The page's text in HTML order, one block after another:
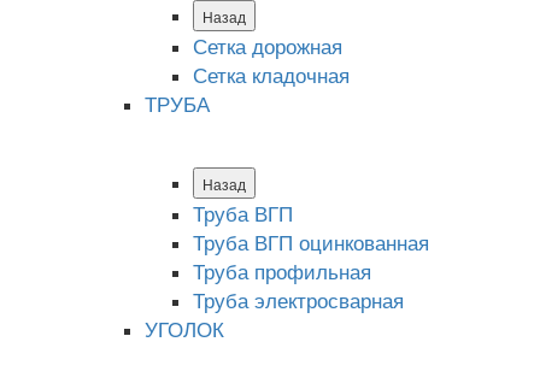
Назад
Сетка дорожная
Сетка кладочная
ТРУБА
Назад
Труба ВГП
Труба ВГП оцинкованная
Труба профильная
Труба электросварная
УГОЛОК